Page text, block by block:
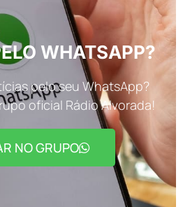
WHATSAPP?
pelo seu WhatsApp?
oficial Rádio Alvorada!
NO GRUPO